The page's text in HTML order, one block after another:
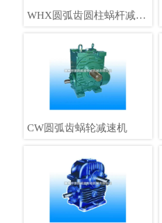
WHX圆弧齿圆柱蜗杆减速
CW圆弧齿蜗轮减速机